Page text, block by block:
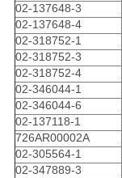
02-137648-3
02-137648-4
02-318752-1
02-318752-3
02-318752-4
02-346044-1
02-346044-6
02-137118-1
726AR00002A
02-305564-1
02-347889-3